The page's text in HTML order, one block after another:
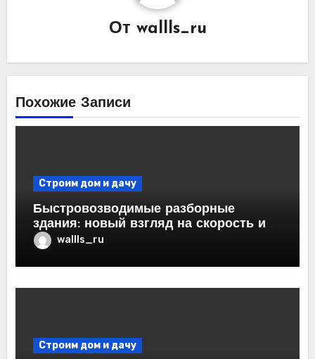
От wallls_ru
Похожие Записи
Строим дом и дачу
Быстровозводимые разборные
здания: новый взгляд на скорость и
удобство строительства
wallls_ru
Строим дом и дачу